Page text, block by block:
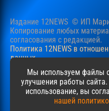
Издание 12NEWS © ИП
Копирование любых
согласования c редакцией.
Политика 12NEWS в
данных
Наш сайт использует файлы
пользовательского опыта.
вы соглашаетесь с нашей
Мы используем файлы
улучшения работы
использование, вы
нашей